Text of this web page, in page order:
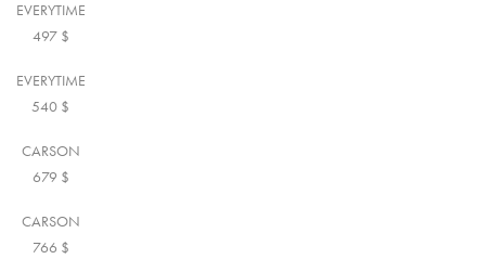
EVERYTIME
497 $
EVERYTIME
540 $
CARSON
679 $
CARSON
766 $